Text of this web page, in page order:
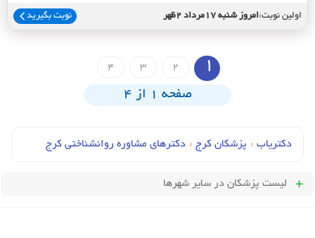
اولین نوبت:امروز شنبه 17مرداد 2ظهر نوبت بگیرید
1
2
3
4
صفحه 1 از 4
دکتریاب › پزشکان کرج › دکترهای مشاوره روانشناختی کرج
لیست پزشکان در سایر شهرها